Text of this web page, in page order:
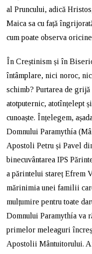
al Pruncului, adică
Maica sa cu față
cum poate observa
În Creștinism și în
întâmplare, nici noroc,
schimb? Purtarea de
atotputernic, atotînțelept
cunoaște. Înțelegem,
Domnului Paramythía
Apostoli Petru și Pavel
binecuvântarea IPS
a părintelui stareț Efrem
mărinimia unei familii
mulțumire pentru toate
Domnului Paramythía va
primelor meleaguri
Apostolii Mântuitorului.